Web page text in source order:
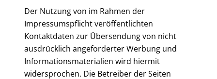
Der Nutzung von im Rahmen der
Impressumspflicht veröffentlichten
Kontaktdaten zur Übersendung von nicht
ausdrücklich angeforderter Werbung und
Informationsmaterialien wird hiermit
widersprochen. Die Betreiber der Seiten